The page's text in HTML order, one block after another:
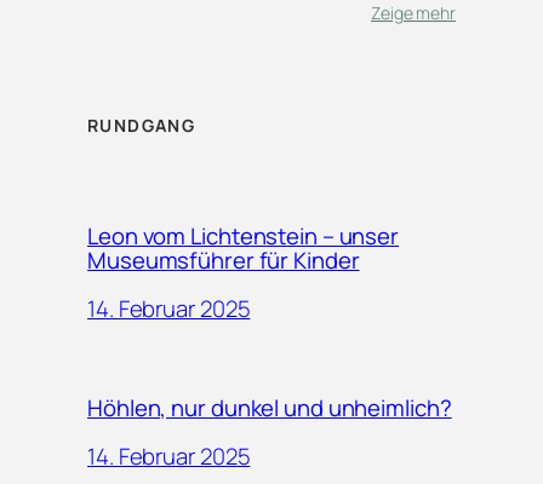
Zeige mehr
RUNDGANG
Leon vom Lichtenstein – unser
Museumsführer für Kinder
14. Februar 2025
Höhlen, nur dunkel und unheimlich?
14. Februar 2025